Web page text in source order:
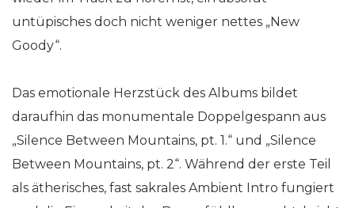
untüpisches doch nicht weniger nettes „New
Goody“.
Das emotionale Herzstück des Albums bildet
daraufhin das monumentale Doppelgespann aus
„Silence Between Mountains, pt. 1.“ und „Silence
Between Mountains, pt. 2“. Während der erste Teil
als ätherisches, fast sakrales Ambient Intro fungiert